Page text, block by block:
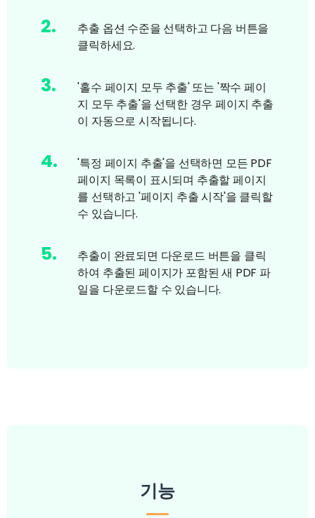
2.
추출 옵션 수준을 선택하고 다음 버튼을
클릭하세요.
3.
'홀수 페이지 모두 추출' 또는 '짝수 페이
지 모두 추출'을 선택한 경우 페이지 추출
이 자동으로 시작됩니다.
4.
'특정 페이지 추출'을 선택하면 모든 PDF
페이지 목록이 표시되며 추출할 페이지
를 선택하고 '페이지 추출 시작'을 클릭할
수 있습니다.
5.
추출이 완료되면 다운로드 버튼을 클릭
하여 추출된 페이지가 포함된 새 PDF 파
일을 다운로드할 수 있습니다.
기능